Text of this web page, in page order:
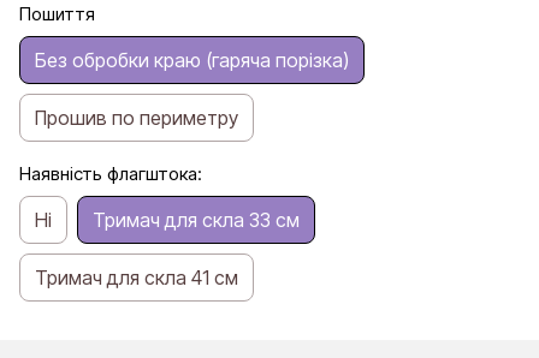
Пошиття
Без обробки краю (гаряча порізка)
Прошив по периметру
Наявність флагштока:
Ні Тримач для скла 33 см
Тримач для скла 41 см